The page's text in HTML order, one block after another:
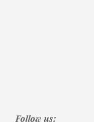
Follow us: